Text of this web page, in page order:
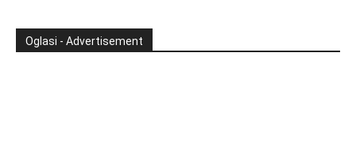
Oglasi - Advertisement